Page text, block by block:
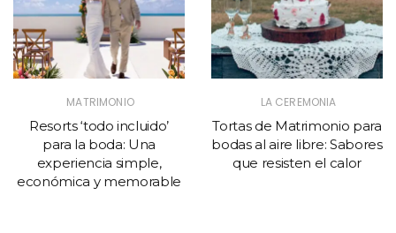
MATRIMONIO
Resorts ‘todo incluido’
para la boda: Una
experiencia simple,
económica y memorable
LA CEREMONIA
Tortas de Matrimonio para
bodas al aire libre: Sabores
que resisten el calor